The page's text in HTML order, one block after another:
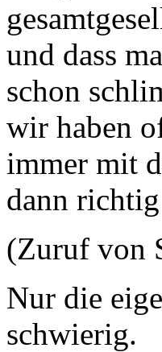
und dass
schon
wir haben
immer mit
dann
(Zuruf von
Nur die
schwierig.